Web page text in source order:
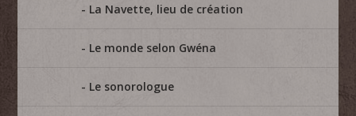
La Navette, lieu de création
Le monde selon Gwéna
Le sonorologue